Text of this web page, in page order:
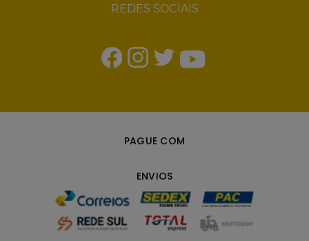
REDES SOCIAIS
PAGUE COM
ENVIOS